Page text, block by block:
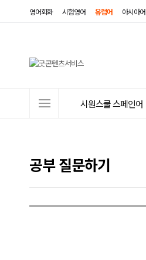
영어회화 시험영어 유럽어 아시아어
뉴
시원스쿨 스페인어
공부 질문하기